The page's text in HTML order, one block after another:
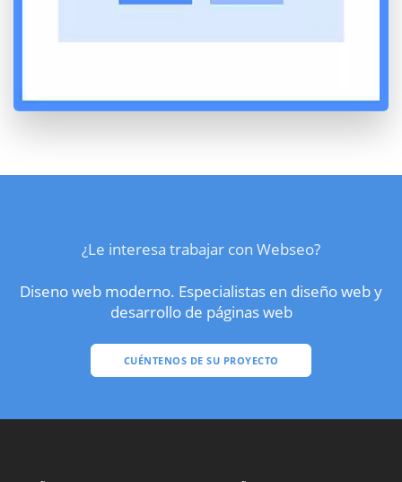
¿Le interesa trabajar con Webseo?
Diseno web moderno. Especialistas en diseño web y
desarrollo de páginas web
CUÉNTENOS DE SU PROYECTO